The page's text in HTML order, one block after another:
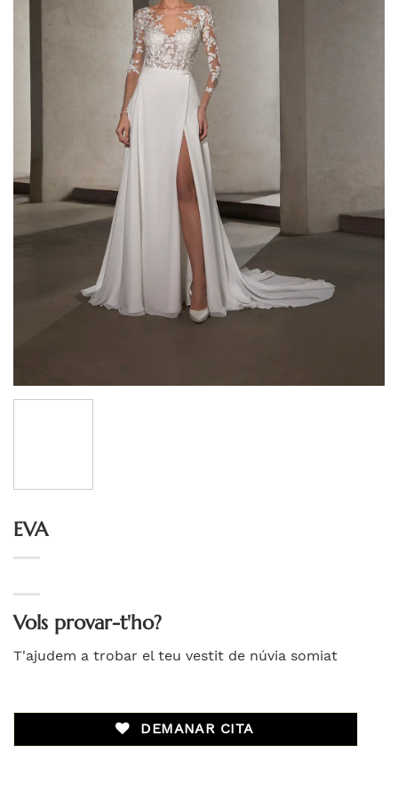
EVA
Vols provar-t'ho?
T'ajudem a trobar el teu vestit de núvia somiat
DEMANAR CITA